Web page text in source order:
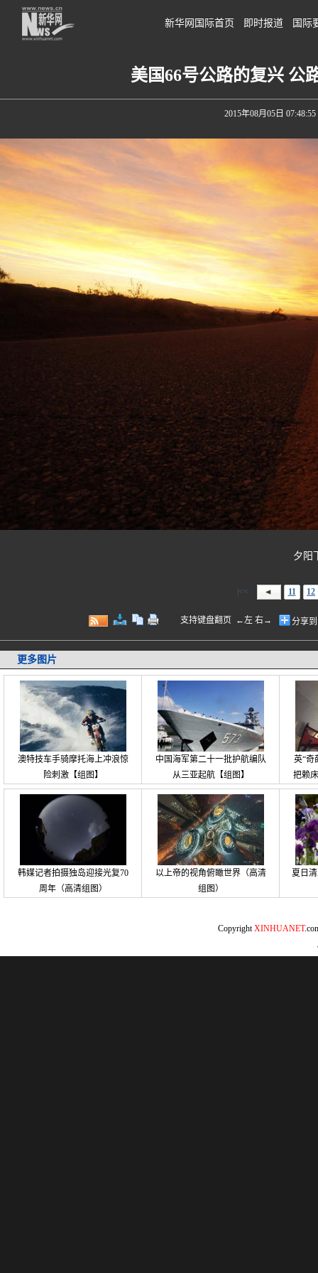
新华网国际首页 即时报道 国际
美国66号公路的复兴 公
2015年08月05日 07:48:55
夕阳下
|<< 11 12
支持键盘翻页 ←左 右→ 分享
更多图片
澳特技车手骑摩托海上冲浪惊
险刺激【组图】
中国海军第二十一批护航编队
从三亚起航【组图】
英“奇
把赖
韩媒记者拍摄独岛迎接光复70
周年（高清组图）
以上帝的视角俯瞰世界（高清
组图）
夏日
CopyrightXINHUANET